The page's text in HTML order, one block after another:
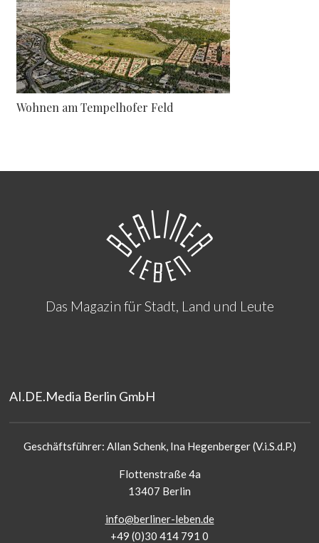
Wohnen am Tempelhofer Feld
Das Magazin für Stadt, Land und Leute
AI.DE.Media Berlin GmbH
Geschäftsführer: Allan Schenk, Ina Hegenberger (V.i.S.d.P.)
Flottenstraße 4a
13407 Berlin
info@berliner-leben.de
+49 (0)30 414 791 0